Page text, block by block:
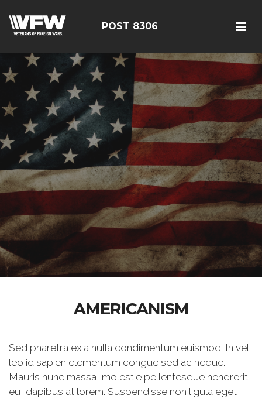
POST 8306
AMERICANISM
Sed pharetra ex a nulla condimentum euismod. In vel
leo id sapien elementum congue sed ac neque.
Mauris nunc massa, molestie pellentesque hendrerit
eu, dapibus at lorem. Suspendisse non ligula eget